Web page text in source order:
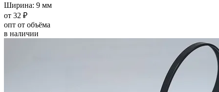
Ширина: 9 мм
от 32 ₽
опт от объёма
в наличии